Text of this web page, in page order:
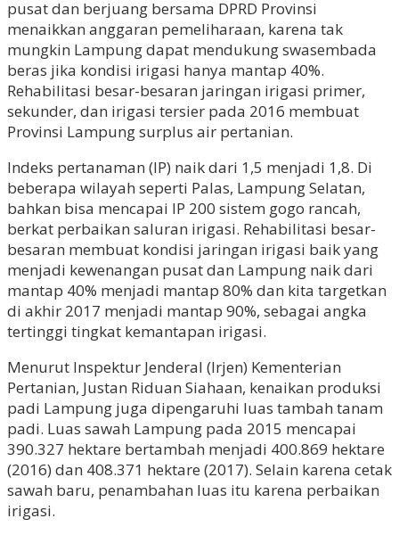
pusat dan berjuang bersama DPRD Provinsi
menaikkan anggaran pemeliharaan, karena tak
mungkin Lampung dapat mendukung swasembada
beras jika kondisi irigasi hanya mantap 40%.
Rehabilitasi besar-besaran jaringan irigasi primer,
sekunder, dan irigasi tersier pada 2016 membuat
Provinsi Lampung surplus air pertanian.
Indeks pertanaman (IP) naik dari 1,5 menjadi 1,8. Di
beberapa wilayah seperti Palas, Lampung Selatan,
bahkan bisa mencapai IP 200 sistem gogo rancah,
berkat perbaikan saluran irigasi. Rehabilitasi besar-
besaran membuat kondisi jaringan irigasi baik yang
menjadi kewenangan pusat dan Lampung naik dari
mantap 40% menjadi mantap 80% dan kita targetkan
di akhir 2017 menjadi mantap 90%, sebagai angka
tertinggi tingkat kemantapan irigasi.
Menurut Inspektur Jenderal (Irjen) Kementerian
Pertanian, Justan Riduan Siahaan, kenaikan produksi
padi Lampung juga dipengaruhi luas tambah tanam
padi. Luas sawah Lampung pada 2015 mencapai
390.327 hektare bertambah menjadi 400.869 hektare
(2016) dan 408.371 hektare (2017). Selain karena cetak
sawah baru, penambahan luas itu karena perbaikan
irigasi.